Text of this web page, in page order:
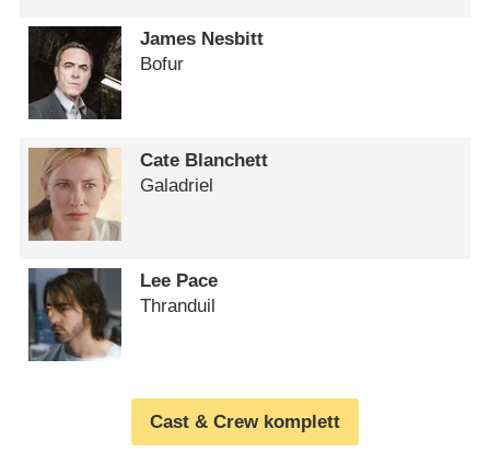
James Nesbitt
Bofur
Cate Blanchett
Galadriel
Lee Pace
Thranduil
Cast & Crew komplett